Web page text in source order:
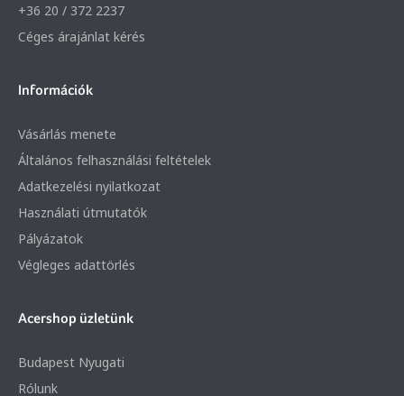
+36 20 / 372 2237
Céges árajánlat kérés
Információk
Vásárlás menete
Általános felhasználási feltételek
Adatkezelési nyilatkozat
Használati útmutatók
Pályázatok
Végleges adattörlés
Acershop üzletünk
Budapest Nyugati
Rólunk